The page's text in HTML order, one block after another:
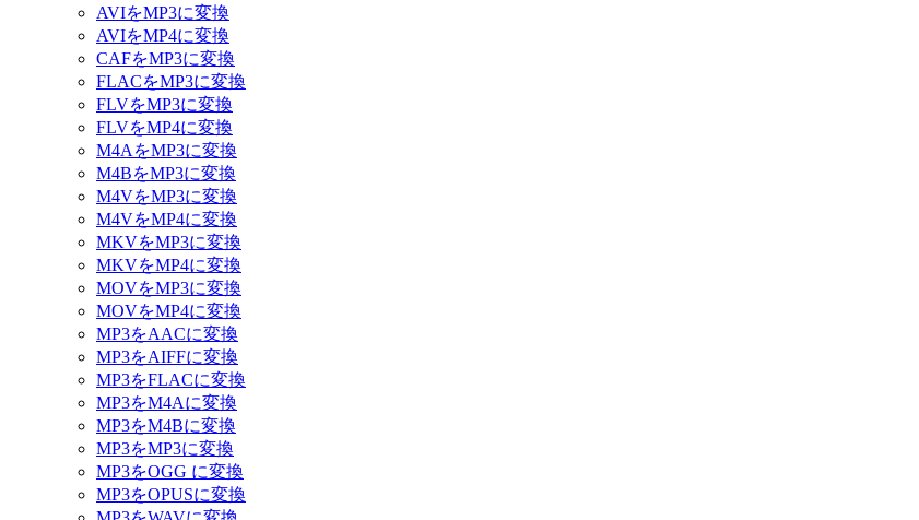
AVIをMP3に変換
AVIをMP4に変換
CAFをMP3に変換
FLACをMP3に変換
FLVをMP3に変換
FLVをMP4に変換
M4AをMP3に変換
M4BをMP3に変換
M4VをMP3に変換
M4VをMP4に変換
MKVをMP3に変換
MKVをMP4に変換
MOVをMP3に変換
MOVをMP4に変換
MP3をAACに変換
MP3をAIFFに変換
MP3をFLACに変換
MP3をM4Aに変換
MP3をM4Bに変換
MP3をMP3に変換
MP3をOGG に変換
MP3をOPUSに変換